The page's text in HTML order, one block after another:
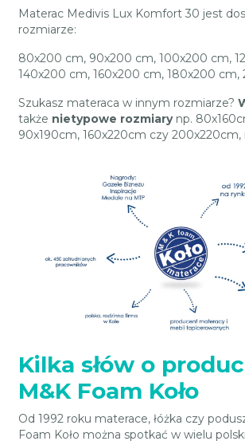
Materac Medivis Lux Komfort 30 jest
rozmiarze:
80x200 cm, 90x200 cm, 100x200 cm,
140x200 cm, 160x200 cm, 180x200
Szukasz materaca w innym rozmiarze?
także nietypowe rozmiarynp.
90x190cm, 160x220cm czy 200x220cm,
Kilka słów o
M&K Foam Koło
Od 1992 roku materace, łóżka czy
Foam Koło można spotkać w wielu